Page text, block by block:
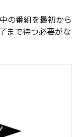
の番組を最初から
まで待つ必要がな